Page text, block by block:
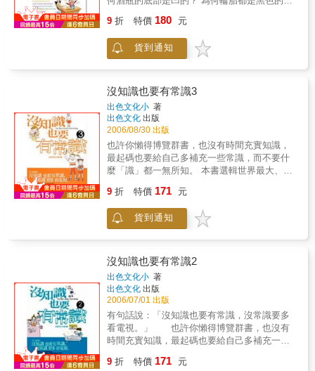
進步，都在科技新知篇文化藝術傳誦不朽的篇
章，動人心靈的詩歌，樹立典範的八大藝術，
社會，發生了多少的奇人奇聞軼事，都在社會
文明篇體育世界挑戰人類自我極限，一次次登
上人生的高峰，都在體育世界篇。
消耗很多能量嗎？ 螢火蟲為何會發光？ 腳底為
何容易發臭？ 鯨魚的食量究竟有多大？ 為什麼
植物會隨著太陽光的方向生長？
9 折 特價 180 元
貨到通知
沒知識也要有常識3
出色文化小 著
出色文化 出版
2006/08/30 出版
也許你懶得博覽群書，也沒有時間充實知識，
最起碼也要給自己多補充一些常識，而不要什
麼「識」都一無所知。 本書選輯世界最大、最
物， 讓你在工作煩悶之餘，放鬆一下心情，也
增長一些知識和常識。
9 折 特價 171 元
貨到通知
沒知識也要有常識2
出色文化小 著
出色文化 出版
2006/07/01 出版
有句話說：「沒知識也要有常識，沒常識要多
看電視。」 也許你懶得博覽群書，也沒有
時間充實知識，最起碼也要給自己多補充一些
書所選輯的是世界上最大、最好玩、最新奇、
9 折 特價 171 元